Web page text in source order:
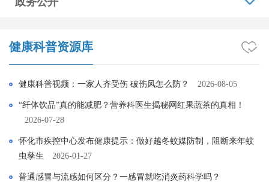
健康科普资源库
健康科普视频：一家人齐受伤 破伤风怎么防？ 2026-08-05
“纤体饮品”真的能减肥？营养科医生揭秘网红果蔬茶的真相！
2026-07-28
怀化市疾控中心发布健康提示：做好越冬蚊媒防制，阻断来年蚊
虫孳生
2026-01-27
普通感冒与流感如何区分？一感冒就吃消炎药科学吗？